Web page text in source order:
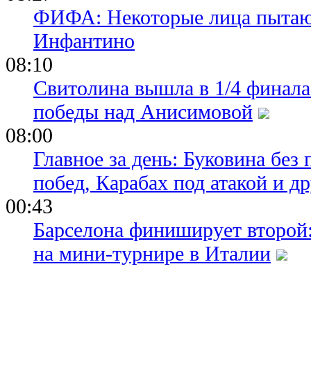
ФИФА: Некоторые лица
Инфантино
08:10
Свитолина вышла в 1/4
победы над Анисимовой
08:00
Главное за день: Буковина
побед, Карабах под атакой и
00:43
Барселона финиширует
на мини-турнире в Италии